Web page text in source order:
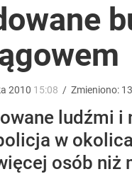
Polacy o
2010 15:08 / Zmieniono: 13
ludźmi
w
osób niż